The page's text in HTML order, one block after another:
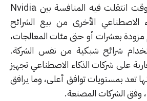
تأتي هذه الخطوة في وقت انتقلت فيه المنافسة بين Nvidia
الأخرى من بيع الشرائح
بعشرات أو حتى مئات المعالجات،
شرائح شبكية من نفس الشركة.
شركات الذكاء الاصطناعي تجهيز
بمستويات توافق أعلى، وما يرافق
المصنعة.